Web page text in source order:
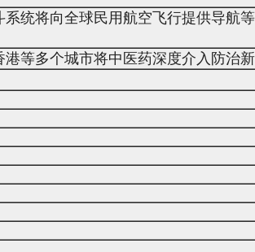
系统将向全球民用航空飞行提供导航
港等多个城市将中医药深度介入防治